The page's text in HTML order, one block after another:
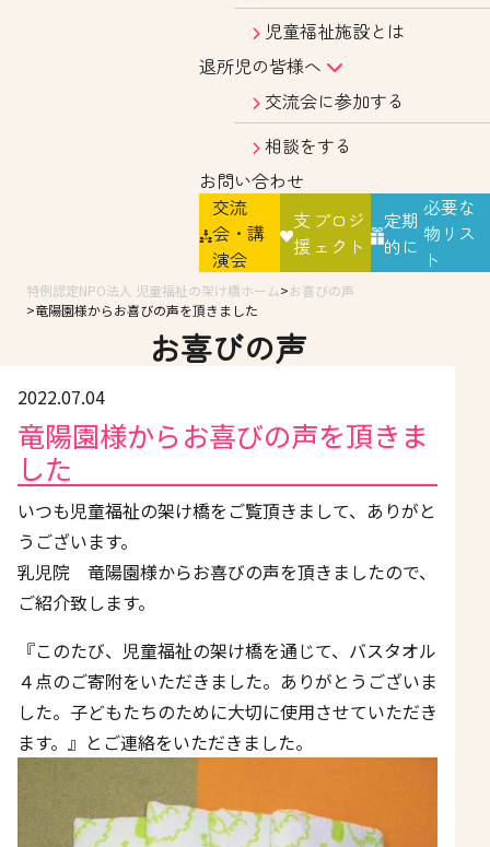
児童福祉施設とは
退所児の皆様へ
交流会に参加する
相談をする
お問い合わせ
交流
会・講
演会
支
援
プロジ
ェクト
定期
的に
必要な
物リス
ト
特例認定NPO法人 児童福祉の架け橋ホーム
お喜びの声
竜陽園様からお喜びの声を頂きました
お喜びの声
2022.07.04
竜陽園様からお喜びの声を頂きま
した
いつも児童福祉の架け橋をご覧頂きまして、ありがと
うございます。
乳児院 竜陽園様からお喜びの声を頂きましたので、
ご紹介致します。
『このたび、児童福祉の架け橋を通じて、バスタオル
４点のご寄附をいただきました。ありがとうございま
した。子どもたちのために大切に使用させていただき
ます。』とご連絡をいただきました。